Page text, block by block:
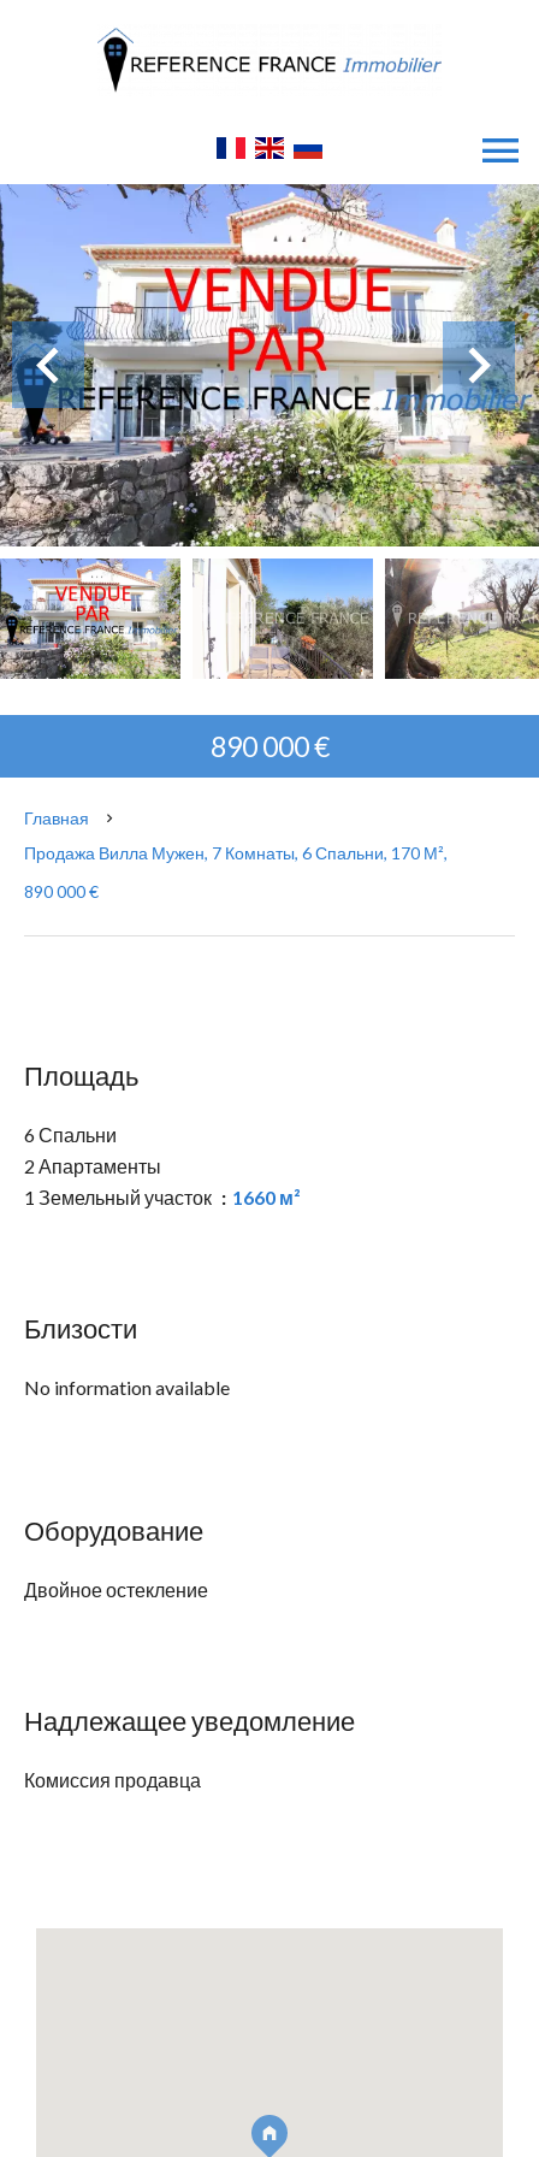
890 000 €
Главная
Продажа Вилла Мужен, 7 Комнаты, 6 Спальни, 170 М²,
890 000 €
Площадь
6 Спальни
2 Апартаменты
1 Земельный участок
1660 м²
Близости
No information available
Оборудование
Двойное остекление
Надлежащее уведомление
Комиссия продавца